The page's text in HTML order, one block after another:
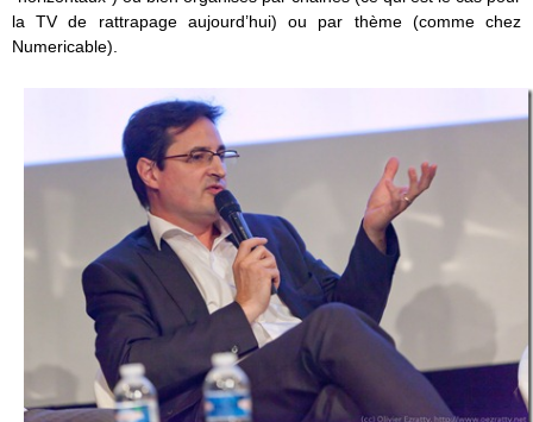
la TV de rattrapage aujourd’hui) ou par thème (comme chez
Numericable).